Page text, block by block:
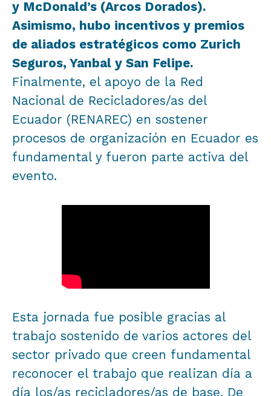
y McDonald’s (Arcos Dorados).
Asimismo, hubo incentivos y premios
de aliados estratégicos como Zurich
Seguros, Yanbal y San Felipe.
Finalmente, el apoyo de la Red
Nacional de Recicladores/as del
Ecuador (RENAREC) en sostener
procesos de organización en Ecuador es
fundamental y fueron parte activa del
evento.
Esta jornada fue posible gracias al
trabajo sostenido de varios actores del
sector privado que creen fundamental
reconocer el trabajo que realizan día a
día los/as recicladores/as de base. De